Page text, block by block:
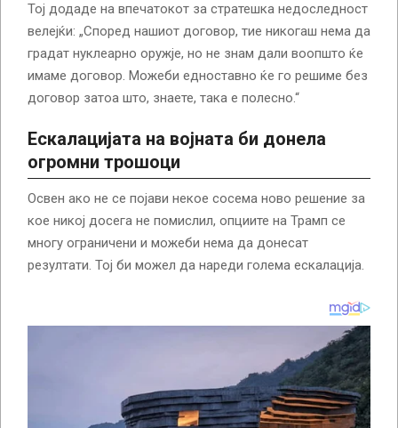
Тој додаде на впечатокот за стратешка недоследност
велејќи: „Според нашиот договор, тие никогаш нема да
градат нуклеарно оружје, но не знам дали воопшто ќе
имаме договор. Можеби едноставно ќе го решиме без
договор затоа што, знаете, така е полесно.“
Ескалацијата на војната би донела
огромни трошоци
Освен ако не се појави некое сосема ново решение за
кое никој досега не помислил, опциите на Трамп се
многу ограничени и можеби нема да донесат
резултати. Тој би можел да нареди голема ескалација.